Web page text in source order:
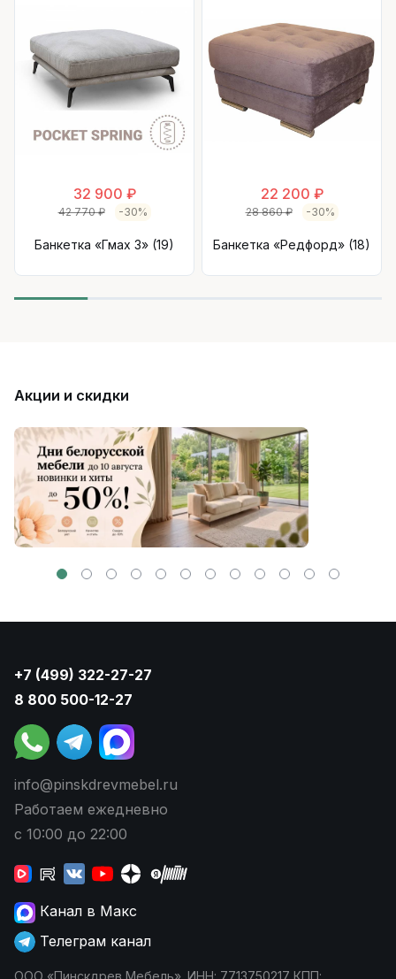
32 900 ₽
42 770 ₽ -30%
Банкетка «Гмах 3» (19)
22 200 ₽
28 860 ₽ -30%
Банкетка «Редфорд» (18)
Акции и скидки
+7 (499) 322-27-27
8 800 500-12-27
info@pinskdrevmebel.ru
Работаем ежедневно
с 10:00 до 22:00
Канал в Макс
Телеграм канал